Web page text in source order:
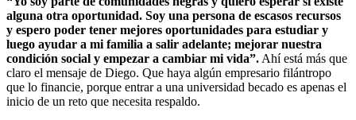
alguna otra oportunidad. Soy una persona de escasos recursos
y espero poder tener mejores oportunidades para estudiar y
luego ayudar a mi familia a salir adelante; mejorar nuestra
condición social y empezar a cambiar mi vida”. Ahí está más que
claro el mensaje de Diego. Que haya algún empresario filántropo
que lo financie, porque entrar a una universidad becado es apenas el
inicio de un reto que necesita respaldo.